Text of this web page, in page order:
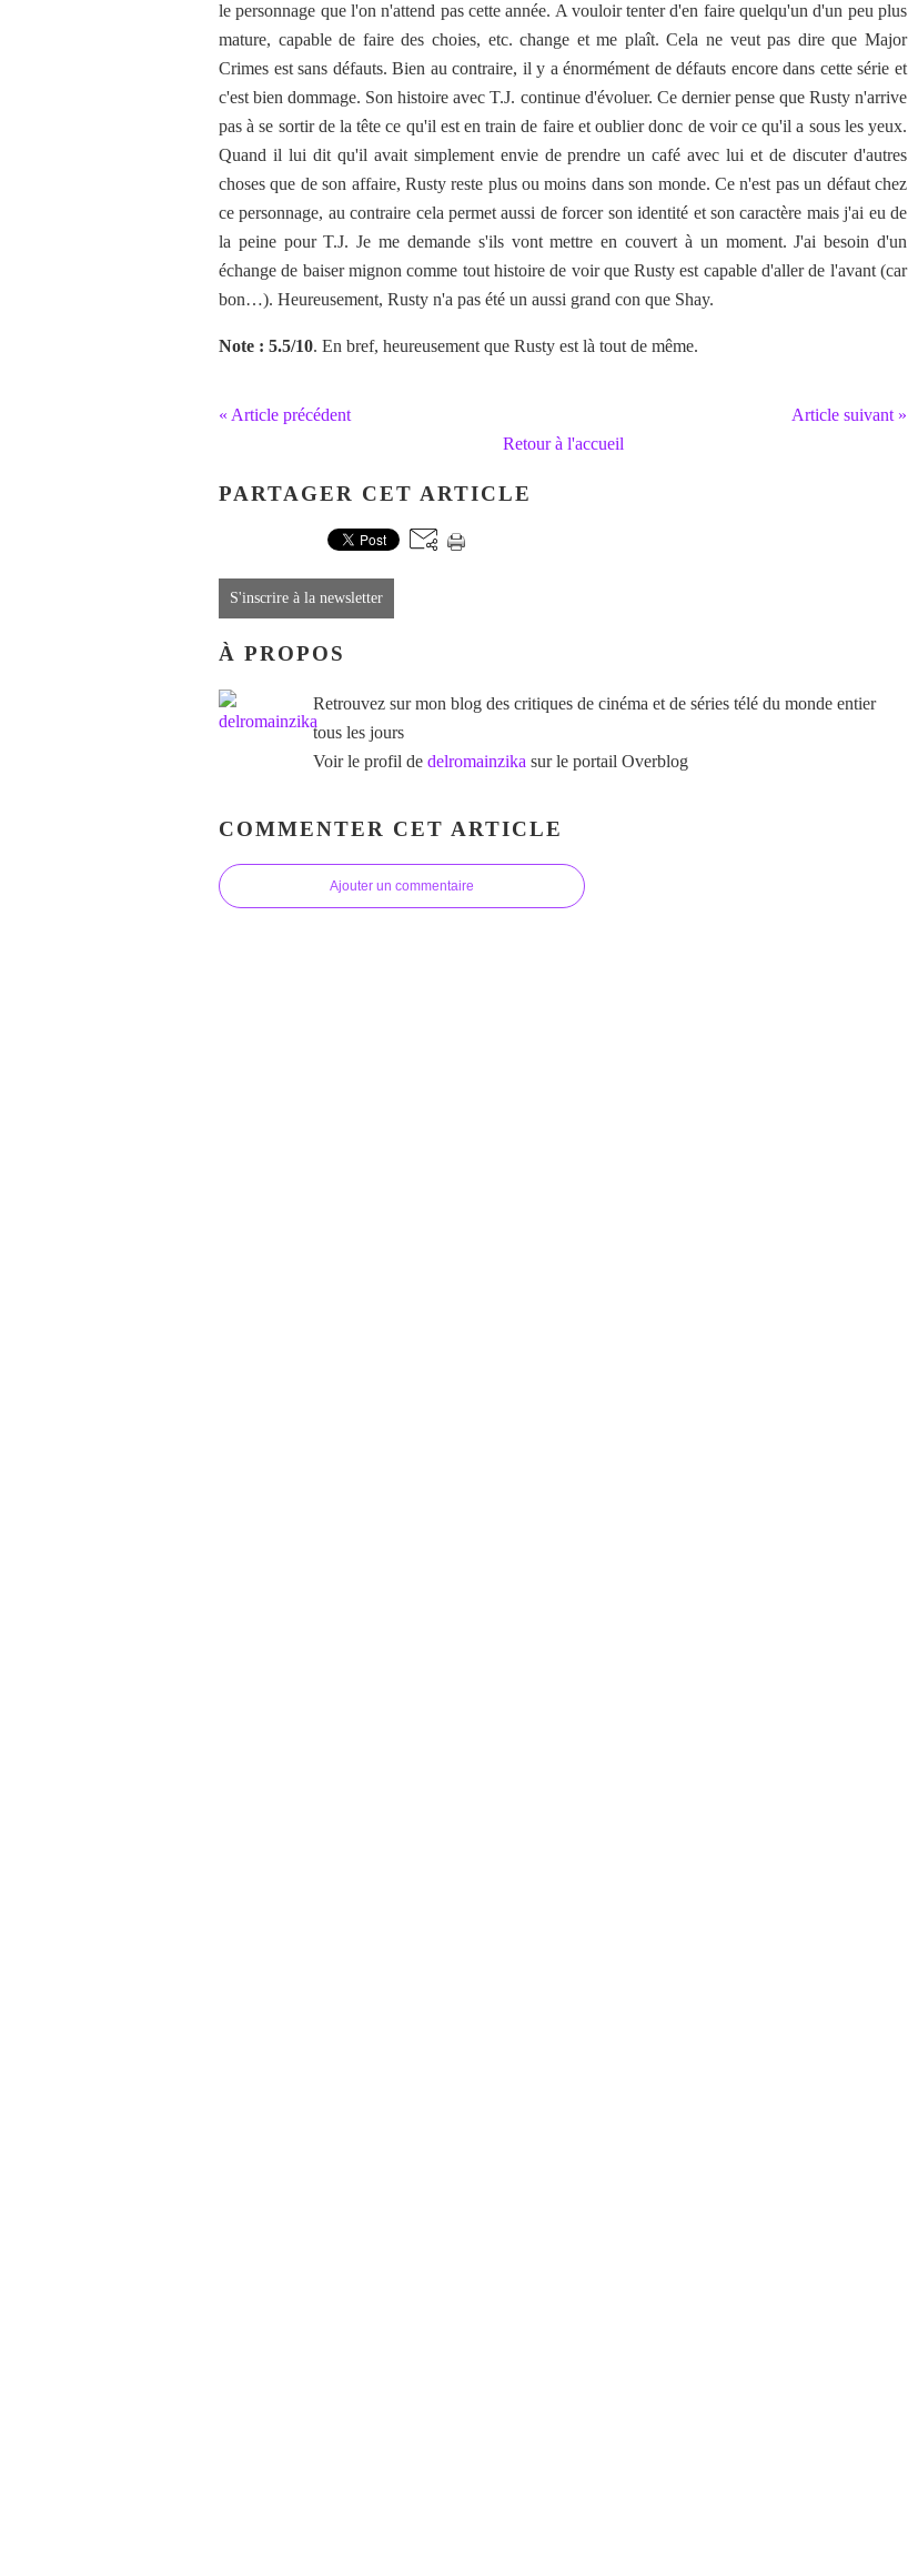
le personnage que l'on n'attend pas cette année. A vouloir tenter d'en faire quelqu'un d'un peu plus
mature, capable de faire des choies, etc. change et me plaît. Cela ne veut pas dire que Major
Crimes est sans défauts. Bien au contraire, il y a énormément de défauts encore dans cette série et
c'est bien dommage. Son histoire avec T.J. continue d'évoluer. Ce dernier pense que Rusty n'arrive
pas à se sortir de la tête ce qu'il est en train de faire et oublier donc de voir ce qu'il a sous les yeux.
Quand il lui dit qu'il avait simplement envie de prendre un café avec lui et de discuter d'autres
choses que de son affaire, Rusty reste plus ou moins dans son monde. Ce n'est pas un défaut chez
ce personnage, au contraire cela permet aussi de forcer son identité et son caractère mais j'ai eu de
la peine pour T.J. Je me demande s'ils vont mettre en couvert à un moment. J'ai besoin d'un
échange de baiser mignon comme tout histoire de voir que Rusty est capable d'aller de l'avant (car
bon…). Heureusement, Rusty n'a pas été un aussi grand con que Shay.
Note : 5.5/10. En bref, heureusement que Rusty est là tout de même.
« Article précédent
Article suivant »
Retour à l'accueil
PARTAGER CET ARTICLE
S'inscrire à la newsletter
À PROPOS
Retrouvez sur mon blog des critiques de cinéma et de séries télé du monde entier
tous les jours
Voir le profil de delromainzika sur le portail Overblog
COMMENTER CET ARTICLE
Ajouter un commentaire